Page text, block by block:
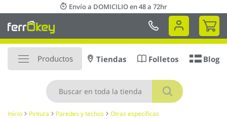
al
contenido
Envío a DOMICILIO en 48 a 72hr
Mi
Productos
Buscar
Tiendas Folletos Blog
Inicio Pintura Paredes y techos Otras específicas